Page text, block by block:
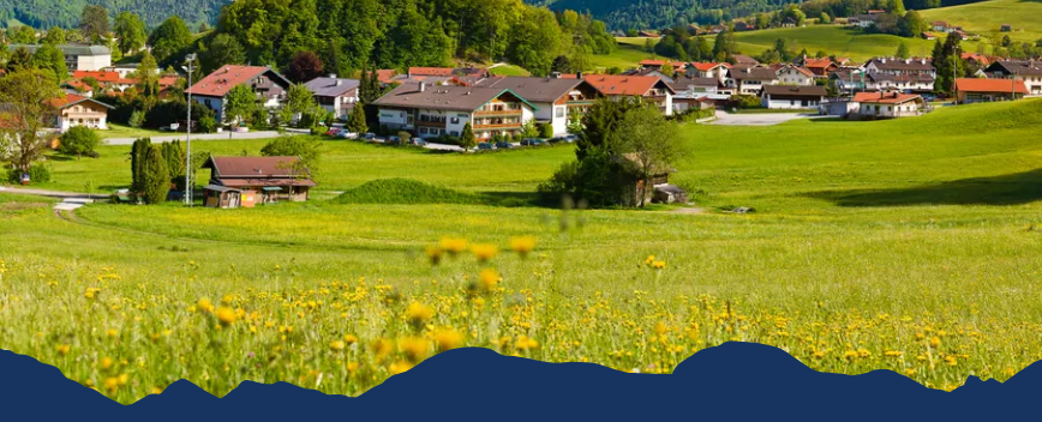
Karriere
Stiftung für unser Dorf
Gemeindeanzeiger
Vereine
Ver- & Entsorgung
Öffentliche WCs
Hunde
Kommunale
Verkehrsüberwachung in
Ruhpolding